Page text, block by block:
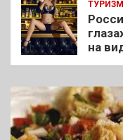
ТУРИЗМ
на